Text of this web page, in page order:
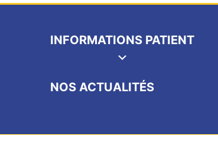
INFORMATIONS PATIENT
NOS ACTUALITÉS